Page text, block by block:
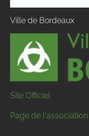
Ville de Bordeaux
Site Officiel
Page de l'association